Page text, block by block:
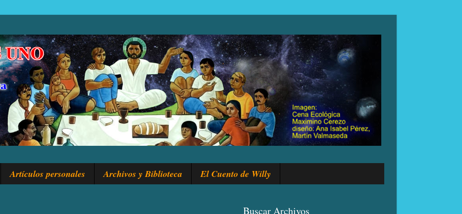
Artículos personales Archivos y Biblioteca El Cuento de Willy
Buscar Archivos